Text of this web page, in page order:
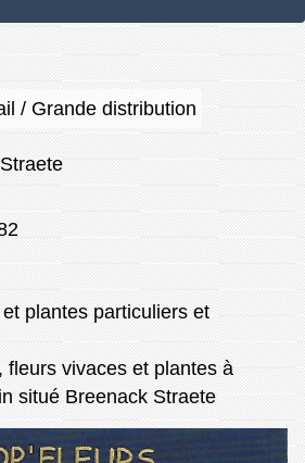
/ Grande distribution
plantes particuliers et
fleurs vivaces et plantes à
situé Breenack Straete